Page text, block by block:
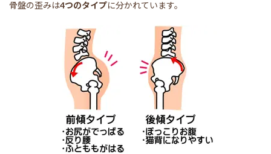
骨盤の歪みは4つのタイプに分かれています。